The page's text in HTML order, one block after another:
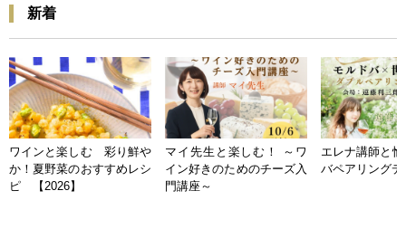
新着
ワインと楽しむ 彩り鮮や
か！夏野菜のおすすめレシ
ピ 【2026】
マイ先生と楽しむ！ ～ワ
イン好きのためのチーズ入
門講座～
エレナ講師と
バペアリングデ